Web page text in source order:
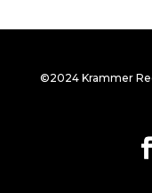
©2024 Krammer